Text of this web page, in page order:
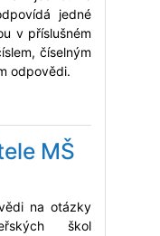
jedné
v příslušném
číselným
odpovědi.
MŠ
na otázky
škol